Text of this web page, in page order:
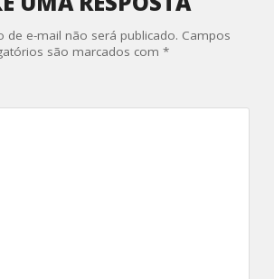
de e-mail não será publicado. Campos
são marcados com*